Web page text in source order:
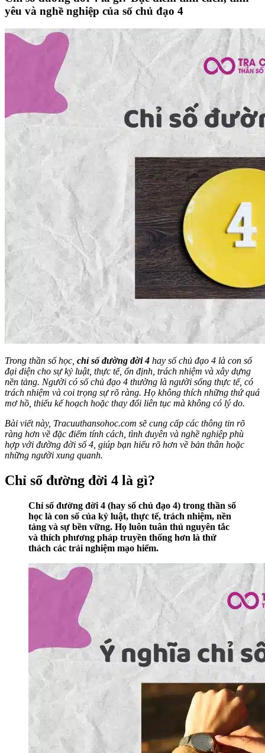
yêu và nghề nghiệp của số chủ đạo 4
Trong thần số học, chỉ số đường đời 4 hay số chủ đạo 4 là con số
đại diện cho sự kỷ luật, thực tế, ổn định, trách nhiệm và xây dựng
nền tảng. Người có số chủ đạo 4 thường là người sống thực tế, có
trách nhiệm và coi trọng sự rõ ràng. Họ không thích những thứ quá
mơ hồ, thiếu kế hoạch hoặc thay đổi liên tục mà không có lý do.
Bài viết này, Tracuuthansohoc.com sẽ cung cấp các thông tin rõ
ràng hơn về đặc điểm tính cách, tình duyên và nghề nghiệp phù
hợp với đường đời số 4, giúp bạn hiểu rõ hơn về bản thân hoặc
những người xung quanh.
Chỉ số đường đời 4 là gì?
Chỉ số đường đời 4 (hay số chủ đạo 4) trong thần số
học là con số của kỷ luật, thực tế, trách nhiệm, nền
tảng và sự bền vững. Họ luôn tuân thủ nguyên tắc
và thích phương pháp truyền thống hơn là thử
thách các trải nghiệm mạo hiểm.